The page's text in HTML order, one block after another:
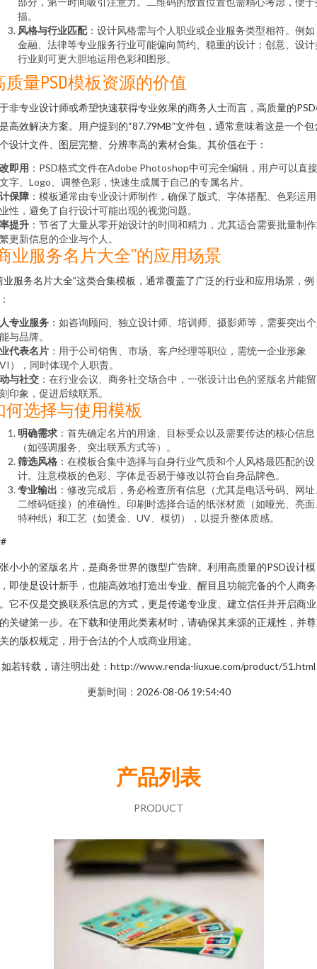
描。
风格与行业匹配：设计风格需与个人职业或企业服务类型相符。例如
金融、法律等专业服务行业可能偏向简约、稳重的设计；创意、设计
行业则可更大胆地运用色彩和图形。
质量PSD模板资源的价值
非专业设计师或希望快速获得专业效果的商务人士而言，高质量的
高效解决方案。用户提到的“87.79MB”文件包，通常意味着这是一个包
设计文件、图层完整、分辨率高的素材合集。其价值在于：
即用 ：PSD格式文件在Adobe Photoshop中可完全编辑，用户可以直
字、Logo、调整色彩，快速生成属于自己的专属名片。
保障 ：模板通常由专业设计师制作，确保了版式、字体搭配、色彩运
性，避免了自行设计可能出现的视觉问题。
提升 ：节省了大量从零开始设计的时间和精力，尤其适合需要批量制
更新信息的企业与个人。
业服务名片大全”的应用场景
业服务名片大全”这类合集模板，通常覆盖了广泛的行业和应用场景，例
专业服务 ：如咨询顾问、独立设计师、培训师、摄影师等，需要突出
与品牌。
代表名片 ：用于公司销售、市场、客户经理等职位，需统一企业形象
），同时体现个人职责。
与社交 ：在行业会议、商务社交场合中，一张设计出色的竖版名片能
印象，促进后续联系。
何选择与使用模板
明确需求 ：首先确定名片的用途、目标受众以及需要传达的核心信息
（如强调服务、突出联系方式等）。
筛选风格 ：在模板合集中选择与自身行业气质和个人风格最匹配的设
计。注意模板的色彩、字体是否易于修改以符合自身品牌色。
专业输出 ：修改完成后，务必检查所有信息（尤其是电话号码、网址
二维码链接）的准确性。印刷时选择合适的纸张材质（如哑光、亮面
特种纸）和工艺（如烫金、UV、模切），以提升整体质感。
小小的竖版名片，是商务世界的微型广告牌。利用高质量的PSD设计模
即使是设计新手，也能高效地打造出专业、醒目且功能完备的个人商
它不仅是交换联系信息的方式，更是传递专业度、建立信任并开启商
关键第一步。在下载和使用此类素材时，请确保其来源的正规性，并
的版权规定，用于合法的个人或商业用途。
如若转载，请注明出处：http://www.renda-liuxue.com/product/51.html
更新时间：2026-08-06 19:54:40
产品列表
PRODUCT